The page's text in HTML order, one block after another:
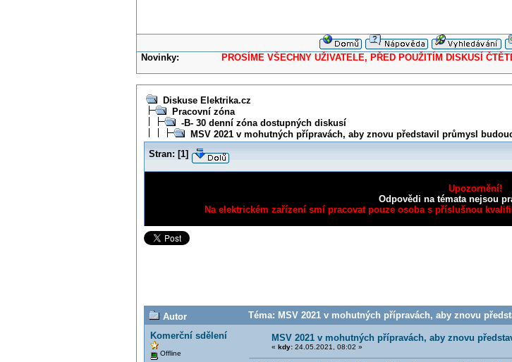
Novinky: PROSÍME VŠECHNY UŽIVATELE, PŘED POUŽITÍM DISKUSÍ
Diskuse Elektrika.cz
Pracovní zóna
-B- 30 denní zóna dostupných diskusí
MSV 2021 v mohutných přípravách, aby znovu představil průmysl
Stran: [1]
Upozornění!
Odpovědi na témata nejsou
Na elektrickém zařízení smí pracovat pouze osoba s příslušnou
Autor
Téma: MSV 2021 v mohutných přípravách, aby znovu
Komerční sdělení
Offline
MSV 2021 v mohutných přípravách, aby znovu
« kdy:24.05.2021, 08:02 »